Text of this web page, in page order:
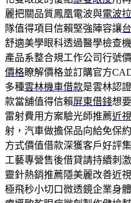
麗把關品質鳳凰電波與電波
隊值得項目信賴堅強陣容讓
舒適美學眼科透過醫學檢查
產品系整合規工作公司行號
價格瞭解價格並訂購官方
多種雲林機車借款是雲林認
款當舖值得信賴屏東借錢想
雷射費用方案驗光師推薦近
射，汽車做擔保品向給免保
方式價值借款深獲客戶好評
工藝專營售後借貸請持續刺
靈針熱銷推薦隱美麗改善近
極飛秒小切口微透鏡企業身